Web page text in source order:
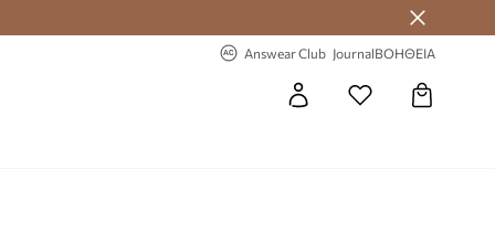
Club
Answear Club JournalΒΟΗΘΕΙΑ